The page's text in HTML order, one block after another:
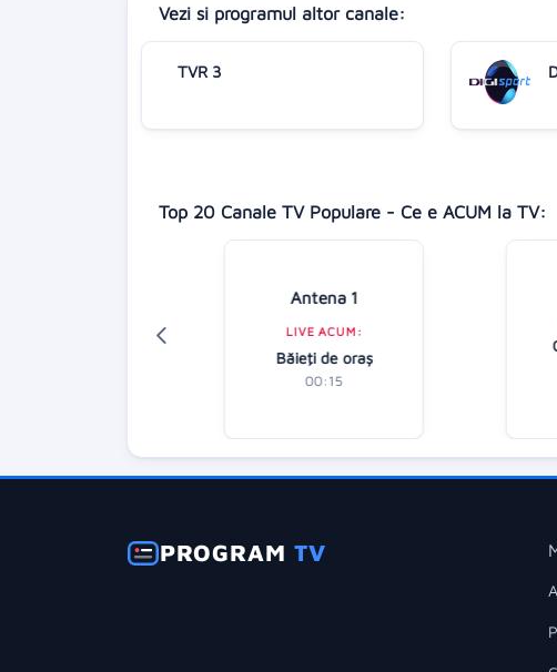
Vezi si programul altor canale:
TVR 3
Top 20 Canale TV Populare - Ce e ACUM la TV:
Antena 1
LIVE ACUM:
Băieţi de oraş
00:15
PROGRAMTV